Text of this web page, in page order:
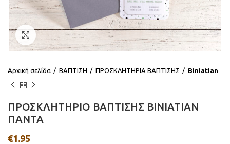
Click to enlarge
Αρχική σελίδα ΒΑΠΤΙΣΗ ΠΡΟΣΚΛΗΤΗΡΙΑ ΒΑΠΤΙΣΗΣ Βiniatian
ΠΡΟΣΚΛΗΤΗΡΙΟ ΒΑΠΤΙΣΗΣ BINIATIAN
ΠΑΝΤΑ
€1.95